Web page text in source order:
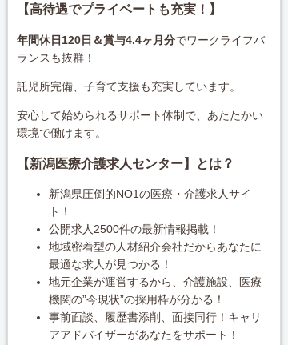
【高待遇でプライベートも充実！】
年間休日120日＆賞与4.4ヶ月分でワークライフバ
ランスも抜群！
託児所完備、子育て支援も充実しています。
安心して始められるサポート体制で、あたたかい
環境で働けます。
【新潟医療介護求人センター】とは？
新潟県圧倒的NO1の医療・介護求人サイ
ト！
公開求人2500件の最新情報掲載！
地域密着型の人材紹介会社だからあなたに
最適な求人が見つかる！
地元企業が運営するから、介護施設、医療
機関の”今現状”の採用枠が分かる！
事前面談、履歴書添削、面接同行！キャリ
アアドバイザーがあなたをサポート！